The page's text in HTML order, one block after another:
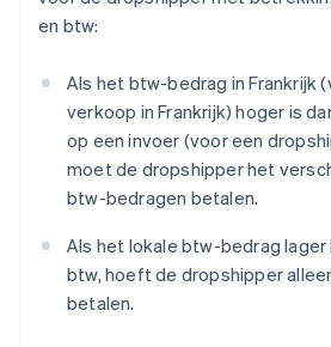
en btw:
Als het btw-bedrag in Frankrijk
verkoop in Frankrijk) hoger is
op een invoer (voor een
moet de dropshipper het
btw-bedragen betalen.
Als het lokale btw-bedrag lager
btw, hoeft de dropshipper
betalen.